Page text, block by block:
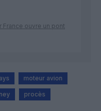
France ouvre un pont
moteur avion
procès